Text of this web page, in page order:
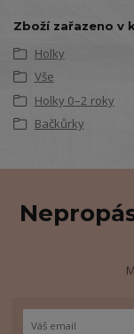
Zboží zařazeno v
Holky
Vše
Holky 0–2 roky
Bačkůrky